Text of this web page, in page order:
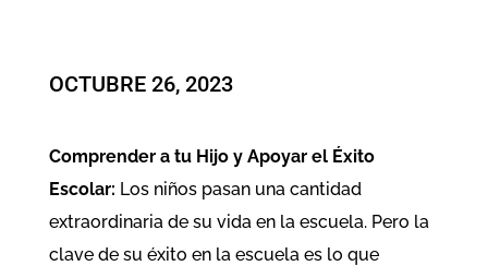
OCTUBRE 26, 2023
Comprender a tu Hijo y Apoyar el Éxito
Escolar: Los niños pasan una cantidad
extraordinaria de su vida en la escuela. Pero la
clave de su éxito en la escuela es lo que